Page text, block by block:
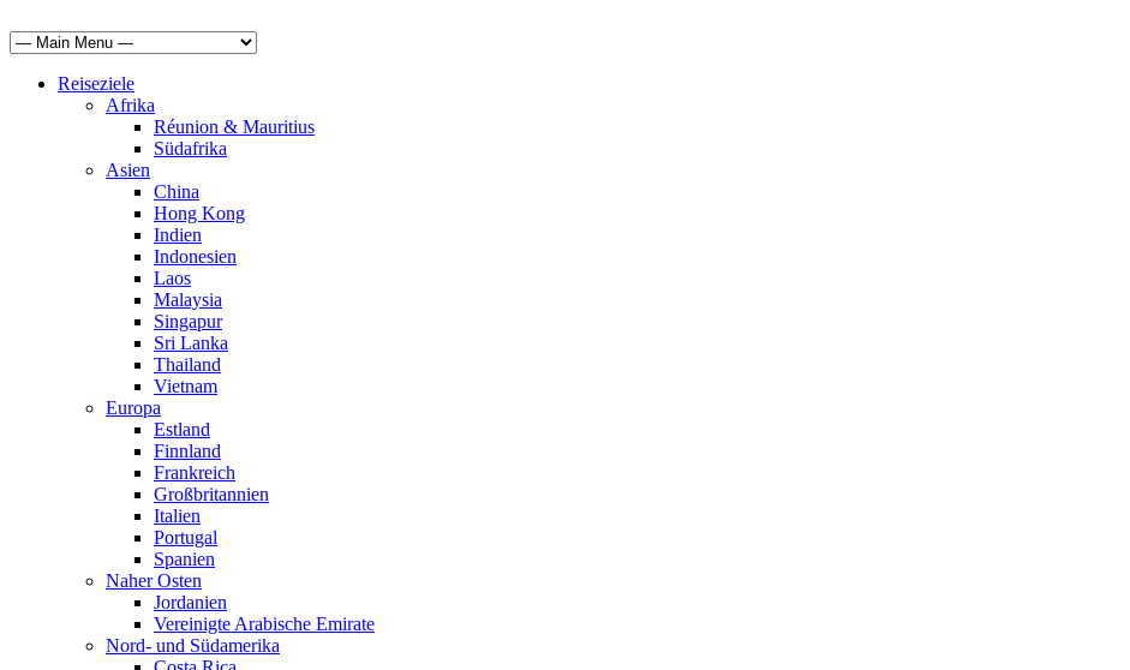
Reiseziele
Afrika
Réunion & Mauritius
Südafrika
Asien
China
Hong Kong
Indien
Indonesien
Laos
Malaysia
Singapur
Sri Lanka
Thailand
Vietnam
Europa
Estland
Finnland
Frankreich
Großbritannien
Italien
Portugal
Spanien
Naher Osten
Jordanien
Vereinigte Arabische Emirate
Nord- und Südamerika